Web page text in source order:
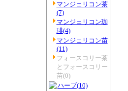
マンジェリコン茶
(7)
マンジェリコン珈
琲(4)
マンジェリコン苗
(11)
フォースコリー茶
とフォースコリー
苗(0)
ハーブ(10)